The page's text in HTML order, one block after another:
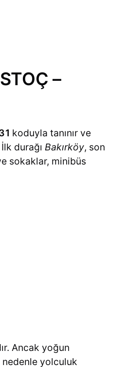
–
koduyla tanınır ve
durağı Bakırköy, son
sokaklar, minibüs
Ancak yoğun
nedenle yolculuk